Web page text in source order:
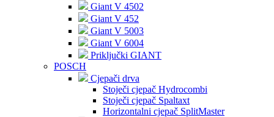
Giant V 4502
Giant V 452
Giant V 5003
Giant V 6004
Priključki GIANT
POSCH
Cjepači drva
Stoječi cjepač Hydrocombi
Stoječi cjepač Spaltaxt
Horizontalni cjepač SplitMaster